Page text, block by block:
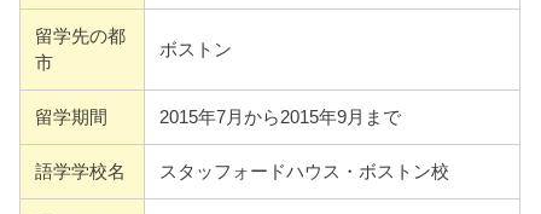
留学先の都
市
ボストン
留学期間 2015年7月から2015年9月まで
語学学校名 スタッフォードハウス・ボストン校